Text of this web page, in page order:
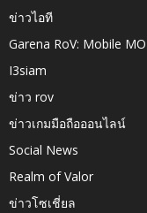
ข่าวไอที
Garena RoV: Mobile
I3siam
ข่าว rov
ข่าวเกมมือถือออนไลน์
Social News
Realm of Valor
ข่าวโซเชี่ยล